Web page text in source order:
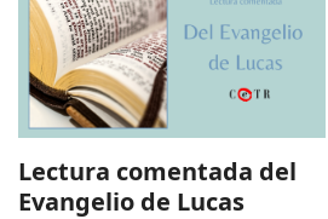
Lectura comentada del
Evangelio de Lucas